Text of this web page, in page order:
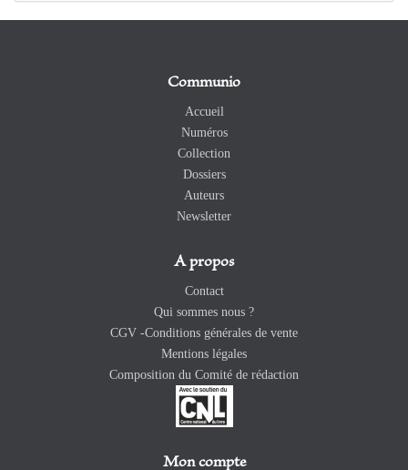
Communio
Accueil
Numéros
Collection
Dossiers
Auteurs
Newsletter
A propos
Contact
Qui sommes nous ?
CGV -Conditions générales de vente
Mentions légales
Composition du Comité de rédaction
Mon compte